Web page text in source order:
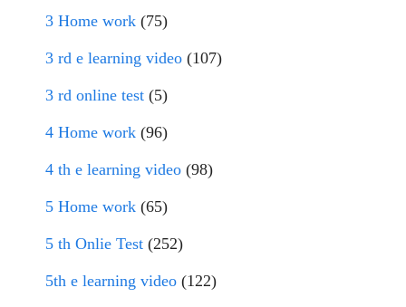
3 Home work (75)
3 rd e learning video (107)
3 rd online test (5)
4 Home work (96)
4 th e learning video (98)
5 Home work (65)
5 th Onlie Test (252)
5th e learning video (122)